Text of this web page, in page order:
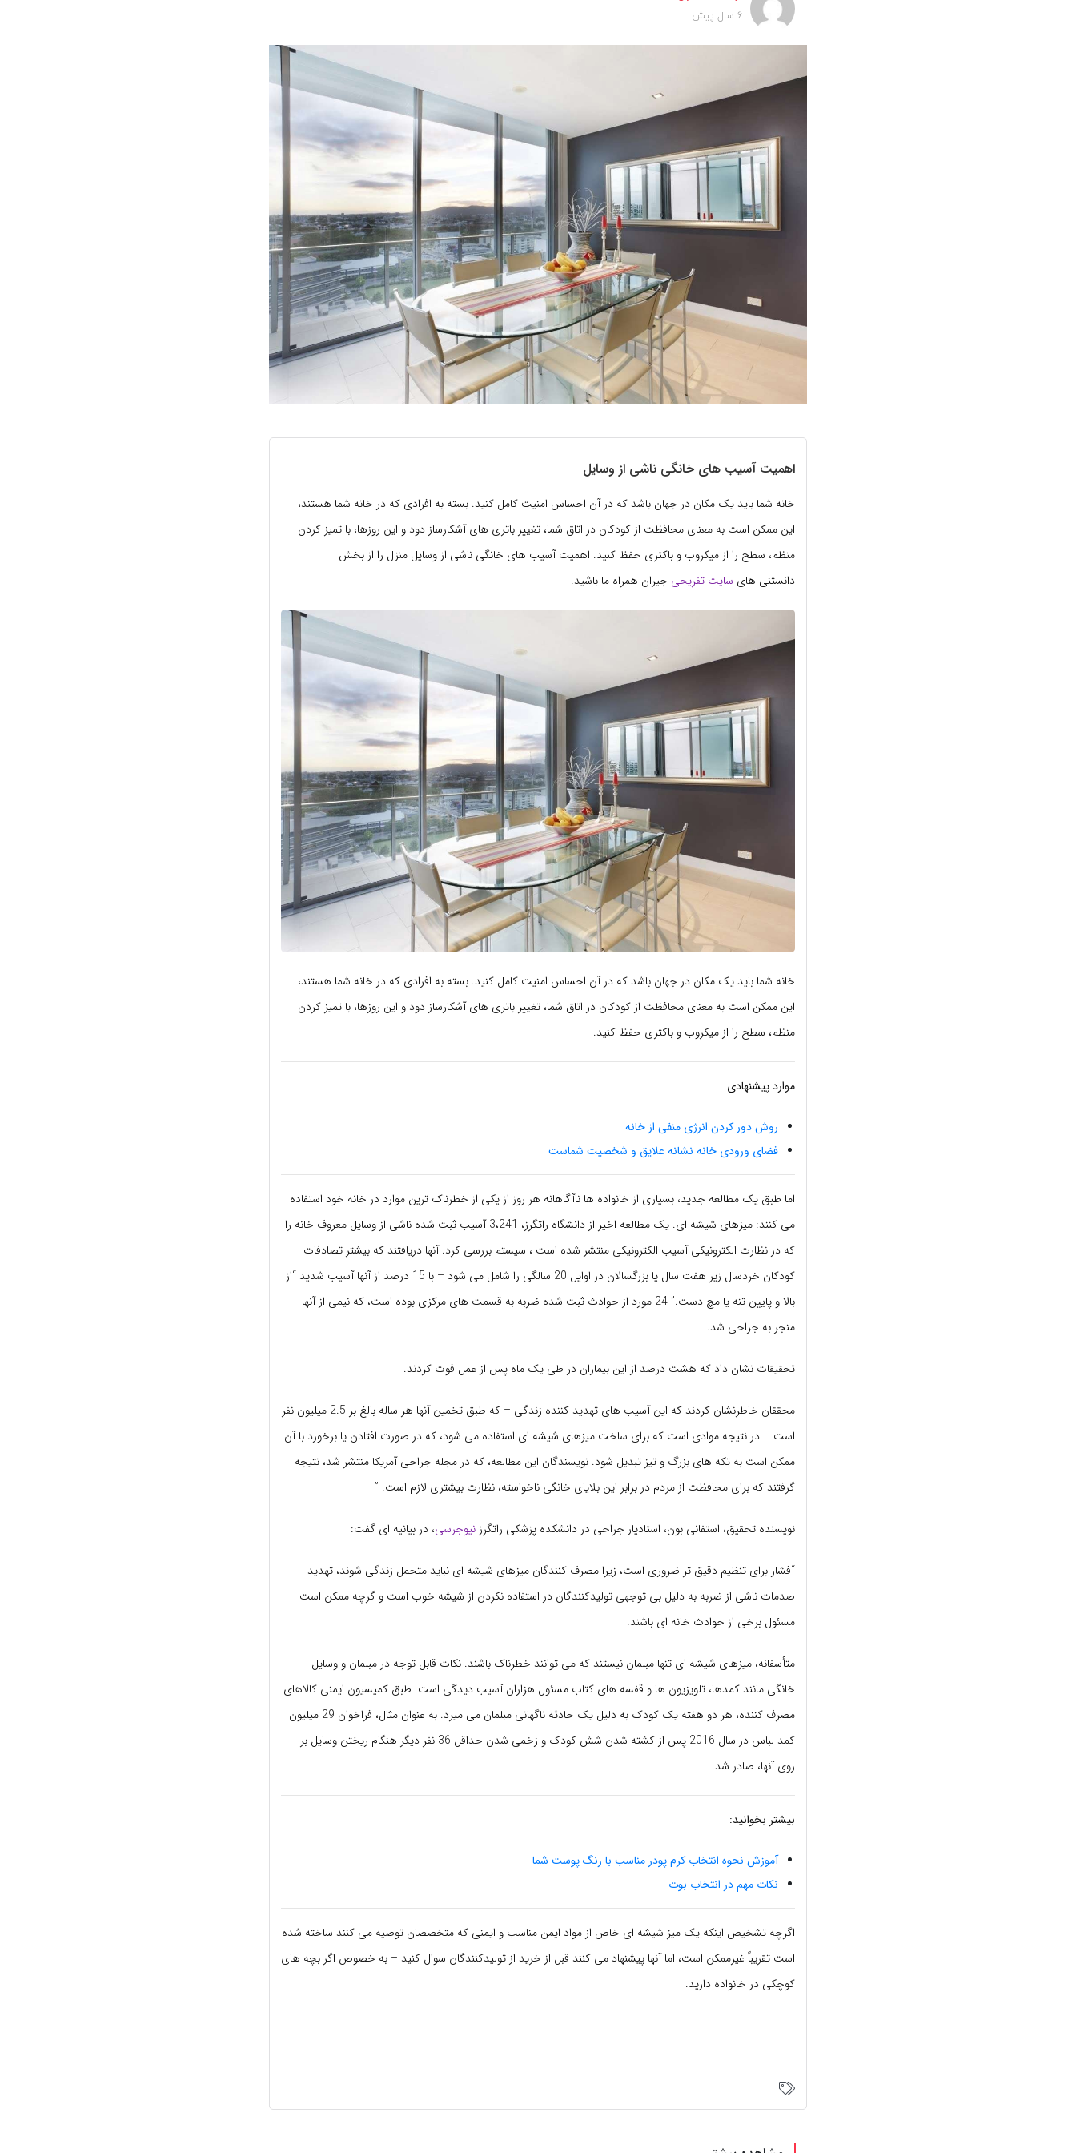
6 سال پیش
اهمیت آسیب های خانگی ناشی از وسایل
خانه شما باید یک مکان در جهان باشد که در آن احساس امنیت کامل کنید. بسته به افرادی که در خانه شما هستند،
این ممکن است به معنای محافظت از کودکان در اتاق شما، تغییر باتری های آشکارساز دود و این روزها، با تمیز کردن
منظم، سطح را از میکروب و باکتری حفظ کنید. اهمیت آسیب های خانگی ناشی از وسایل منزل را از بخش
دانستنی های سایت تفریحی جیران همراه ما باشید.
خانه شما باید یک مکان در جهان باشد که در آن احساس امنیت کامل کنید. بسته به افرادی که در خانه شما هستند،
این ممکن است به معنای محافظت از کودکان در اتاق شما، تغییر باتری های آشکارساز دود و این روزها، با تمیز کردن
منظم، سطح را از میکروب و باکتری حفظ کنید.
موارد پیشنهادی
روش دور کردن انرژی منفی از خانه
فضای ورودی خانه نشانه علایق و شخصیت شماست
اما طبق یک مطالعه جدید، بسیاری از خانواده ها ناآگاهانه هر روز از یکی از خطرناک ترین موارد در خانه خود استفاده
می کنند: میزهای شیشه ای. یک مطالعه اخیر از دانشگاه راتگرز، 3،241 آسیب ثبت شده ناشی از وسایل معروف خانه را
که در نظارت الکترونیکی آسیب الکترونیکی منتشر شده است ، سیستم بررسی کرد. آنها دریافتند که بیشتر تصادفات
کودکان خردسال زیر هفت سال یا بزرگسالان در اوایل 20 سالگی را شامل می شود – با 15 درصد از آنها آسیب شدید “از
بالا و پایین تنه یا مچ دست.” 24 مورد از حوادث ثبت شده ضربه به قسمت های مرکزی بوده است، که نیمی از آنها
منجر به جراحی شد.
تحقیقات نشان داد که هشت درصد از این بیماران در طی یک ماه پس از عمل فوت کردند.
محققان خاطرنشان کردند که این آسیب های تهدید کننده زندگی – که طبق تخمین آنها هر ساله بالغ بر 2.5 میلیون نفر
است – در نتیجه موادی است که برای ساخت میزهای شیشه ای استفاده می شود، که در صورت افتادن یا برخورد با آن
ممکن است به تکه های بزرگ و تیز تبدیل شود. نویسندگان این مطالعه، که در مجله جراحی آمریکا منتشر شد، نتیجه
گرفتند که برای محافظت از مردم در برابر این بلایای خانگی ناخواسته، نظارت بیشتری لازم است. ”
نویسنده تحقیق، استفانی بون، استادیار جراحی در دانشکده پزشکی راتگرز نیوجرسی، در بیانیه ای گفت:
“فشار برای تنظیم دقیق تر ضروری است، زیرا مصرف کنندگان میزهای شیشه ای نباید متحمل زندگی شوند، تهدید
صدمات ناشی از ضربه به دلیل بی توجهی تولیدکنندگان در استفاده نکردن از شیشه خوب است و گرچه ممکن است
مسئول برخی از حوادث خانه ای باشند.
متأسفانه، میزهای شیشه ای تنها مبلمان نیستند که می توانند خطرناک باشند. نکات قابل توجه در مبلمان و وسایل
خانگی مانند کمدها، تلویزیون ها و قفسه های کتاب مسئول هزاران آسیب دیدگی است. طبق کمیسیون ایمنی کالاهای
مصرف کننده، هر دو هفته یک کودک به دلیل یک حادثه ناگهانی مبلمان می میرد. به عنوان مثال، فراخوان 29 میلیون
کمد لباس در سال 2016 پس از کشته شدن شش کودک و زخمی شدن حداقل 36 نفر دیگر هنگام ریختن وسایل بر
روی آنها، صادر شد.
بیشتر بخوانید:
آموزش نحوه انتخاب کرم پودر مناسب با رنگ پوست شما
نکات مهم در انتخاب بوت
اگرچه تشخیص اینکه یک میز شیشه ای خاص از مواد ایمن مناسب و ایمنی که متخصصان توصیه می کنند ساخته شده
است تقریباً غیرممکن است، اما آنها پیشنهاد می کنند قبل از خرید از تولیدکنندگان سوال کنید – به خصوص اگر بچه های
کوچکی در خانواده دارید.